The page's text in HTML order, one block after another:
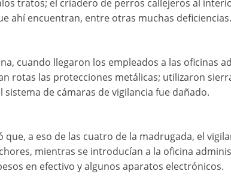
tratos; el criadero de perros callejeros al
ahí encuentran, entre otras muchas deficiencias.
cuando llegaron los empleados a las oficinas
rotas las protecciones metálicas; utilizaron
sistema de cámaras de vigilancia fue dañado.
que, a eso de las cuatro de la madrugada, el
mientras se introducían a la oficina
en efectivo y algunos aparatos electrónicos.